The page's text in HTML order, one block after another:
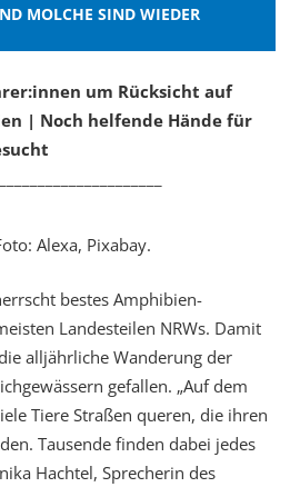
MOLCHE SIND WIEDER
um Rücksicht auf
| Noch helfende Hände für
Alexa, Pixabay.
bestes Amphibien-
Landesteilen NRWs. Damit
alljährliche Wanderung der
gefallen. „Auf dem
Tiere Straßen queren, die ihren
Tausende finden dabei jedes
Hachtel, Sprecherin des